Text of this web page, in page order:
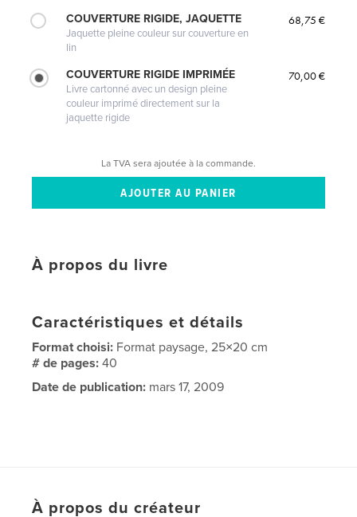
COUVERTURE RIGIDE, JAQUETTE
Jaquette pleine couleur sur couverture en
lin
68,75 €
COUVERTURE RIGIDE IMPRIMÉE
Livre cartonné avec un design pleine
couleur imprimé directement sur la
jaquette rigide
70,00 €
La TVA sera ajoutée à la commande.
À propos du livre
Caractéristiques et détails
Format choisi: Format paysage, 25×20 cm
# de pages:40
Date de publication: mars 17, 2009
À propos du créateur